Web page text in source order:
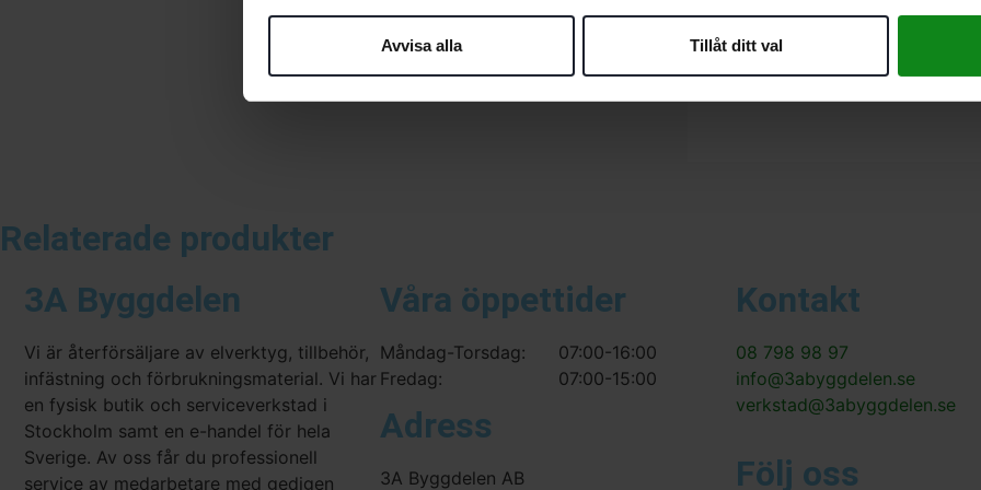
Avvisa alla Tillåt ditt val
Det finns inga recensioner än.
Bli först med att recensera
Du måste varainloggadför att
Relaterade produkter
3A Byggdelen
Vi är återförsäljare av elverktyg, tillbehör,
infästning och förbrukningsmaterial. Vi har
en fysisk butik och serviceverkstad i
Stockholm samt en e-handel för hela
Sverige. Av oss får du professionell
service av medarbetare med gedigen
Våra öppettider
Måndag-Torsdag:
Fredag:
07:00-16:00
07:00-15:00
Adress
3A Byggdelen AB
Kontakt
08 798 98 97
info@3abyggdelen.se
verkstad@3abyggdelen.se
Följ oss